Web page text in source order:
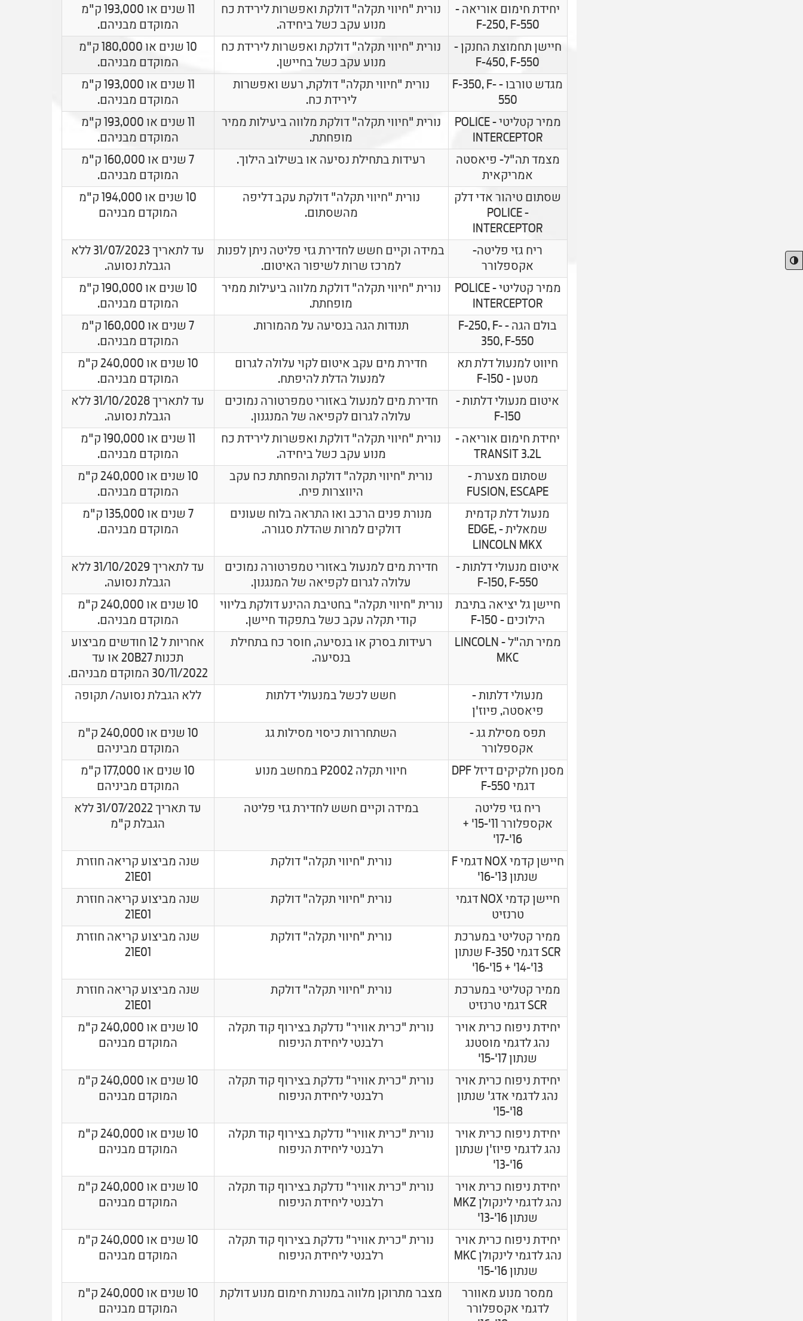
יחידת חימום אוריאה -
F-250, F-550
נורית "חיווי תקלה" דולקת ואפשרות לירידת כח
מנוע עקב כשל ביחידה.
11 שנים או 193,000 ק"מ
המוקדם מבניהם.
חיישן תחמוצת החנקן -
F-450, F-550
נורית "חיווי תקלה" דולקת ואפשרות לירידת כח
מנוע עקב כשל בחיישן.
10 שנים או 180,000 ק"מ
המוקדם מבניהם.
מגדש טורבו - F-350, F-
550
נורית "חיווי תקלה" דולקת, רעש ואפשרות
לירידת כח.
11 שנים או 193,000 ק"מ
המוקדם מבניהם.
ממיר קטליטי - POLICE
INTERCEPTOR
נורית "חיווי תקלה" דולקת מלווה ביעילות ממיר
מופחתת.
11 שנים או 193,000 ק"מ
המוקדם מבניהם.
מצמד תה"ל- פיאסטה
אמריקאית
רעידות בתחילת נסיעה או בשילוב הילוך.
7 שנים או 160,000 ק"מ
המוקדם מבניהם.
שסתום טיהור אדי דלק
- POLICE
INTERCEPTOR
נורית "חיווי תקלה" דולקת עקב דליפה
מהשסתום.
10 שנים או 194,000 ק"מ
המוקדם מבניהם
ריח גזי פליטה-
אקספלורר
במידה וקיים חשש לחדירת גזי פליטה ניתן לפנות
למרכז שרות לשיפור האיטום.
עד לתאריך 31/07/2023 ללא
הגבלת נסועה.
ממיר קטליטי - POLICE
INTERCEPTOR
נורית "חיווי תקלה" דולקת מלווה ביעילות ממיר
מופחתת.
10 שנים או 190,000 ק"מ
המוקדם מבניהם.
בולם הגה - F-250, F-
350, F-550
תנודות הגה בנסיעה על מהמורות.
7 שנים או 160,000 ק"מ
המוקדם מבניהם.
חיווט למנעול דלת תא
מטען - F-150
חדירת מים עקב איטום לקוי עלולה לגרום
למנעול הדלת להיפתח.
10 שנים או 240,000 ק"מ
המוקדם מבניהם.
איטום מנעולי דלתות -
F-150
חדירת מים למנעול באזורי טמפרטורה נמוכים
עלולה לגרום לקפיאה של המנגנון.
עד לתאריך 31/10/2028 ללא
הגבלת נסועה.
יחידת חימום אוריאה -
TRANSIT 3.2L
נורית "חיווי תקלה" דולקת ואפשרות לירידת כח
מנוע עקב כשל ביחידה.
11 שנים או 190,000 ק"מ
המוקדם מבניהם.
שסתום מצערת -
FUSION, ESCAPE
נורית "חיווי תקלה" דולקת והפחתת כח עקב
היווצרות פיח.
10 שנים או 240,000 ק"מ
המוקדם מבניהם.
מנעול דלת קדמית
שמאלית - EDGE,
LINCOLN MKX
מנורת פנים הרכב ואו התראה בלוח שעונים
דולקים למרות שהדלת סגורה.
7 שנים או 135,000 ק"מ
המוקדם מבניהם.
איטום מנעולי דלתות -
F-150, F-550
חדירת מים למנעול באזורי טמפרטורה נמוכים
עלולה לגרום לקפיאה של המנגנון.
עד לתאריך 31/10/2029 ללא
הגבלת נסועה.
חיישן גל יציאה בתיבת
הילוכים - F-150
נורית "חיווי תקלה" בחטיבת ההינע דולקת בליווי
קודי תקלה עקב כשל בתפקוד חיישן.
10 שנים או 240,000 ק"מ
המוקדם מבניהם.
ממיר תה"ל - LINCOLN
MKC
רעידות בסרק או בנסיעה, חוסר כח בתחילת
בנסיעה.
אחריות ל 12 חודשים מביצוע
תכנות 20B27 או עד
30/11/2022 המוקדם מבניהם.
מנעולי דלתות -
פיאסטה, פיוז'ן
חשש לכשל במנעולי דלתות ללא הגבלת נסועה/ תקופה
תפס מסילת גג -
אקספלורר
השתחררות כיסוי מסילות גג
10 שנים או 240,000 ק"מ
המוקדם מביניהם
מסנן חלקיקים דיזל DPF
דגמי F-550
חיווי תקלה P2002 במחשב מנוע
10 שנים או 177,000 ק"מ
המוקדם מביניהם
ריח גזי פליטה
אקספלורר 11'-15' +
16'-17'
במידה וקיים חשש לחדירת גזי פליטה
עד תאריך 31/07/2022 ללא
הגבלת ק"מ
חיישן קדמי NOX דגמי F
שנתון 13'-16'
נורית "חיווי תקלה" דולקת
שנה מביצוע קריאה חוזרת
21E01
חיישן קדמי NOX דגמי
טרנזיט
נורית "חיווי תקלה" דולקת
שנה מביצוע קריאה חוזרת
21E01
ממיר קטליטי במערכת
SCR דגמי F-350 שנתון
13'-14' + 15'-16'
נורית "חיווי תקלה" דולקת
שנה מביצוע קריאה חוזרת
21E01
ממיר קטליטי במערכת
SCR דגמי טרנזיט
נורית "חיווי תקלה" דולקת
שנה מביצוע קריאה חוזרת
21E01
יחידת ניפוח כרית אויר
נהג לדגמי מוסטנג
שנתון 17'-15'
נורית "כרית אוויר" נדלקת בצירוף קוד תקלה
רלבנטי ליחידת הניפוח
10 שנים או 240,000 ק"מ
המוקדם מבניהם
יחידת ניפוח כרית אויר
נהג לדגמי אדג' שנתון
18'-15'
נורית "כרית אוויר" נדלקת בצירוף קוד תקלה
רלבנטי ליחידת הניפוח
10 שנים או 240,000 ק"מ
המוקדם מבניהם
יחידת ניפוח כרית אויר
נהג לדגמי פיוז'ן שנתון
16'-13'
נורית "כרית אוויר" נדלקת בצירוף קוד תקלה
רלבנטי ליחידת הניפוח
10 שנים או 240,000 ק"מ
המוקדם מבניהם
יחידת ניפוח כרית אויר
נהג לדגמי לינקולן MKZ
שנתון 16'-13'
נורית "כרית אוויר" נדלקת בצירוף קוד תקלה
רלבנטי ליחידת הניפוח
10 שנים או 240,000 ק"מ
המוקדם מבניהם
יחידת ניפוח כרית אויר
נהג לדגמי לינקולן MKC
שנתון 16'-15'
נורית "כרית אוויר" נדלקת בצירוף קוד תקלה
רלבנטי ליחידת הניפוח
10 שנים או 240,000 ק"מ
המוקדם מבניהם
ממסר מנוע מאוורר
לדגמי אקספלורר
מצבר מתרוקן מלווה במנורת חימום מנוע דולקת
10 שנים או 240,000 ק"מ
המוקדם מבניהם